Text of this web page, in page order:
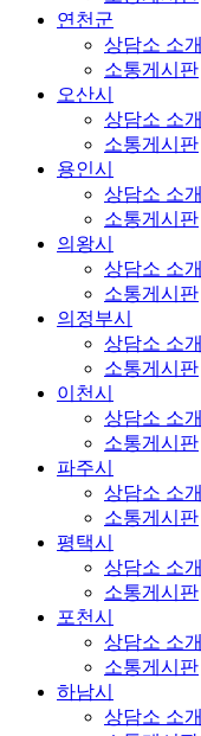
연천군
상담소 소개
소통게시판
오산시
상담소 소개
소통게시판
용인시
상담소 소개
소통게시판
의왕시
상담소 소개
소통게시판
의정부시
상담소 소개
소통게시판
이천시
상담소 소개
소통게시판
파주시
상담소 소개
소통게시판
평택시
상담소 소개
소통게시판
포천시
상담소 소개
소통게시판
하남시
상담소 소개